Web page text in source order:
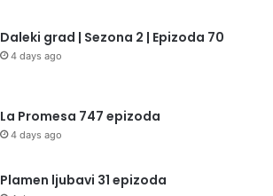
Daleki grad | Sezona 2 | Epizoda 70
4 days ago
La Promesa 747 epizoda
4 days ago
Plamen ljubavi 31 epizoda